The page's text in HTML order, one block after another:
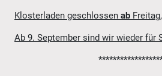
Klosterladen geschlossen ab
Ab 9. September sind wir wieder für